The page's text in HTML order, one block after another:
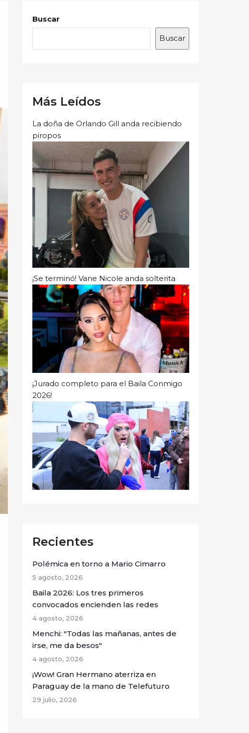
Buscar
Buscar
Más Leídos
La doña de Orlando Gill anda recibiendo
piropos
¡Se terminó! Vane Nicole anda solterita
¡Jurado completo para el Baila Conmigo
2026!
Recientes
Polémica en torno a Mario Cimarro
5 agosto, 2026
Baila 2026: Los tres primeros
convocados encienden las redes
4 agosto, 2026
Menchi: "Todas las mañanas, antes de
irse, me da besos"
4 agosto, 2026
¡Wow! Gran Hermano aterriza en
Paraguay de la mano de Telefuturo
29 julio, 2026